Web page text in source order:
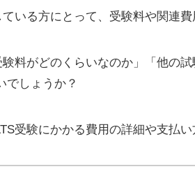
ている方にとって、受験料や関連
験料がどのくらいなのか」「他の
でしょうか？
受験にかかる費用の詳細や支払